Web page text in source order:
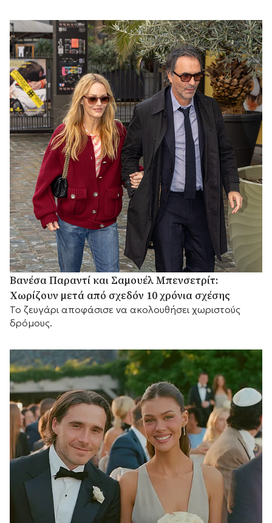
Βανέσα Παραντί και Σαμουέλ Μπενσετρίτ:
Χωρίζουν μετά από σχεδόν 10 χρόνια σχέσης
Το ζευγάρι αποφάσισε να ακολουθήσει χωριστούς
δρόμους.